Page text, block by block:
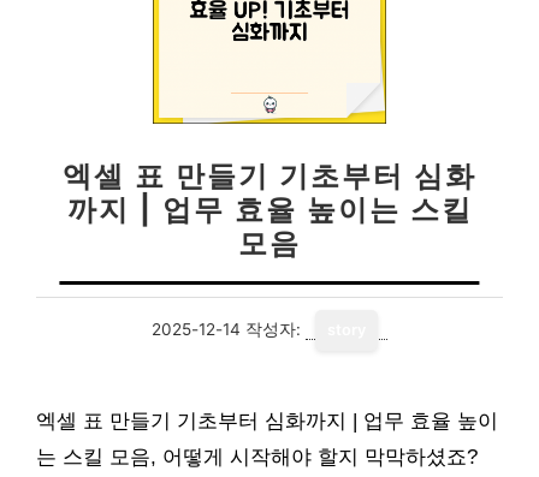
엑셀 표 만들기 기초부터 심화
까지 | 업무 효율 높이는 스킬
모음
2025-12-14 작성자:
엑셀 표 만들기 기초부터 심화까지 | 업무 효율 높이
는 스킬 모음, 어떻게 시작해야 할지 막막하셨죠?